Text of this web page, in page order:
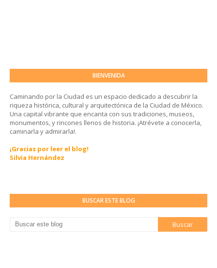
BIENVENIDA
Caminando por la Ciudad es un espacio dedicado a descubrir la
riqueza histórica, cultural y arquitectónica de la Ciudad de México.
Una capital vibrante que encanta con sus tradiciones, museos,
monumentos, y rincones llenos de historia. ¡Atrévete a conocerla,
caminarla y admirarla!.
¡Gracias por leer el blog!
Silvia Hernández
BUSCAR ESTE BLOG